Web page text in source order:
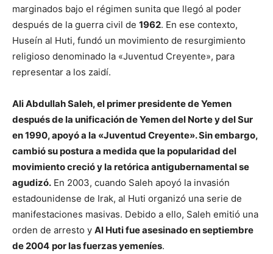
marginados bajo el régimen sunita que llegó al poder
después de la guerra civil de 1962. En ese contexto,
Huseín al Huti, fundó un movimiento de resurgimiento
religioso denominado la «Juventud Creyente», para
representar a los zaidí.
Ali Abdullah Saleh, el primer presidente de Yemen
después de la unificación de Yemen del Norte y del Sur
en 1990, apoyó a la «Juventud Creyente». Sin embargo,
cambió su postura a medida que la popularidad del
movimiento creció y la retórica antigubernamental se
agudizó. En 2003, cuando Saleh apoyó la invasión
estadounidense de Irak, al Huti organizó una serie de
manifestaciones masivas. Debido a ello, Saleh emitió una
orden de arresto y Al Huti fue asesinado en septiembre
de 2004 por las fuerzas yemeníes.